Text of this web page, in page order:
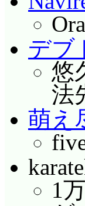
デブ
悠
法
萌え
1